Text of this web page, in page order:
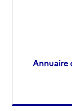
Annuaire